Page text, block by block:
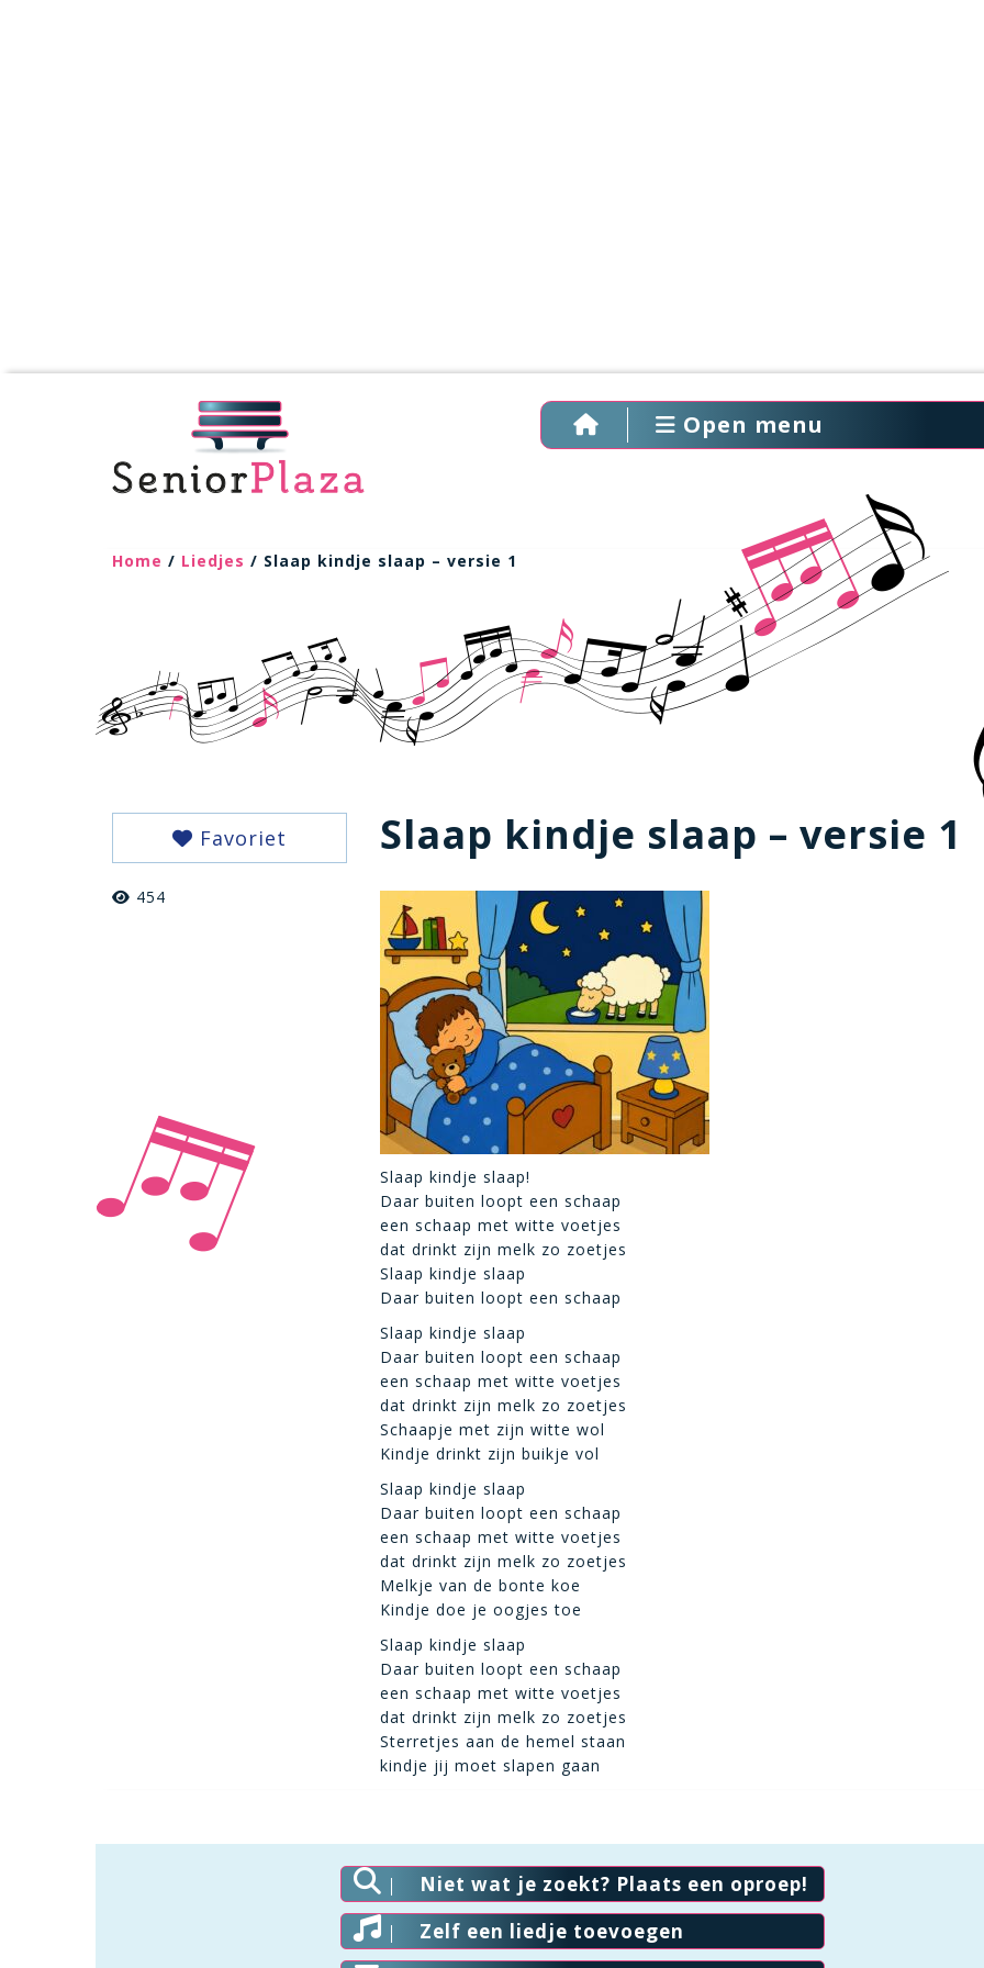
Open menu
Home / Liedjes / Slaap kindje slaap – versie 1
Favoriet
454
Slaap kindje slaap – versie 1
Slaap kindje slaap!
Daar buiten loopt een schaap
een schaap met witte voetjes
dat drinkt zijn melk zo zoetjes
Slaap kindje slaap
Daar buiten loopt een schaap
Slaap kindje slaap
Daar buiten loopt een schaap
een schaap met witte voetjes
dat drinkt zijn melk zo zoetjes
Schaapje met zijn witte wol
Kindje drinkt zijn buikje vol
Slaap kindje slaap
Daar buiten loopt een schaap
een schaap met witte voetjes
dat drinkt zijn melk zo zoetjes
Melkje van de bonte koe
Kindje doe je oogjes toe
Slaap kindje slaap
Daar buiten loopt een schaap
een schaap met witte voetjes
dat drinkt zijn melk zo zoetjes
Sterretjes aan de hemel staan
kindje jij moet slapen gaan
Niet wat je zoekt? Plaats een oproep!
Zelf een liedje toevoegen